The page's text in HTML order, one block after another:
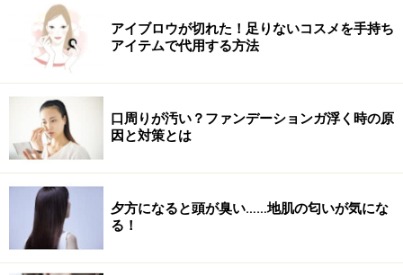
人気のジェルアイライナーの新色はシマー
とパールを配合し女性らしさを演出
スティラ スマッジ ポット ジェル アイライ
ナー ￥2,940(税込)
みずみずしい輝きのある人気のジェルアイライナーから
シマー感のある限定色が登場です。とてものびのよいジ
ェルタイプで発色もよく、描きやすいです。またぼかす
アイブロウが切れた！足りないコスメを手持ち
アイテムで代用する方法
口周りが汚い？ファンデーションガ浮く時の原
因と対策とは
夕方になると頭が臭い……地肌の匂いが気にな
る！